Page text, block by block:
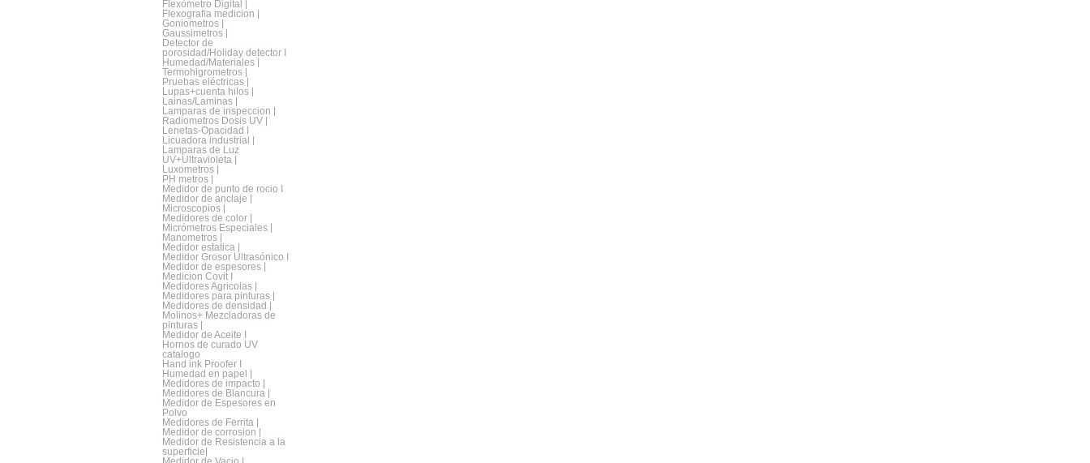
Flexómetro Digital |
Flexografia medicion |
Goniometros |
Gaussimetros |
Detector de
porosidad/Holiday detector I
Humedad/Materiales |
Termohigrometros |
Pruebas eléctricas |
Lupas+cuenta hilos |
Lainas/Laminas |
Lamparas de inspeccion |
Radiometros Dosis UV |
Lenetas-Opacidad I
Licuadora industrial |
Lamparas de Luz
UV+Ultravioleta |
Luxometros |
PH metros |
Medidor de punto de rocio I
Medidor de anclaje |
Microscopios |
Medidores de color |
Micrómetros Especiales |
Manometros |
Medidor estatica |
Medidor Grosor Ultrasónico I
Medidor de espesores |
Medicion Covit I
Medidores Agricolas |
Medidores para pinturas |
Medidores de densidad |
Molinos+ Mezcladoras de
pinturas |
Medidor de Aceite I
Hornos de curado UV
catalogo
Hand ink Proofer I
Humedad en papel |
Medidores de impacto |
Medidores de Blancura |
Medidor de Espesores en
Polvo
Medidores de Ferrita |
Medidor de corrosion |
Medidor de Resistencia a la
superficie|